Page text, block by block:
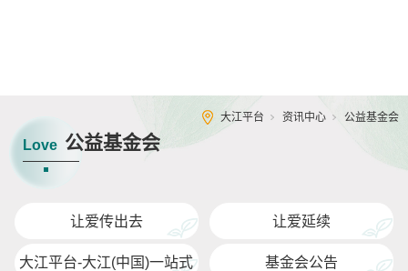
大江平台 资讯中心 公益基金会
Love 公益基金会
让爱传出去 让爱延续
大江平台-大江(中国)一站式 基金会公告